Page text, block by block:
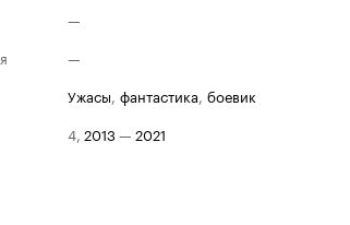
—
—
ужасы, фантастика, боевик
4, 2013— 2021